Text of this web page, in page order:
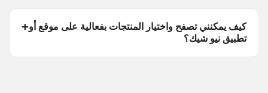
كيف يمكنني تصفح واختيار المنتجات بفعالية على موقع أو
تطبيق نيو شيك؟